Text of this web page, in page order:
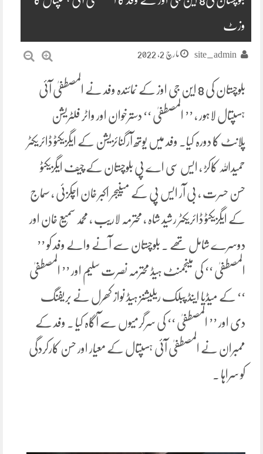
وزٹ
site_admin مارچ 2, 2022
بلوچستان کی 8 این جی اوز کے نمائندہ وفد نے المصطفیٰ آئی
ہسپتال لاہور ، ’’ المصطفیٰ ‘‘ دسترخوان اور واٹر فلٹریشن
پلانٹ کا دورہ کیا۔ وفد میں یوتھ آرگنائزیشن کے ایگزیکٹو ڈائریکٹر
حمیداللہ کاکڑ ، ایس سی اے پی بلوچستان کے چیف ایگزیکٹو
حسن حسرت ، بی آر ایس پی کے مینیجر اکبر خان اچکزئی ، سماج
کے ایگزیکٹو ڈائریکٹر رشید شاہ ، محترمہ لاریب ، محمد سمیع خان اور
دوسرے شامل تھے ۔ بلوچستان سے آنے والے وفد کو ’’
المصطفیٰ ‘‘ کی مینجمنٹ ہیڈ محترمہ نصرت سلیم اور ’’ المصطفیٰ
‘‘ کے میڈیا اینڈ پبلک ریلیشنز ہیڈ نواز کھرل نے بریفنگ
دی اور ’’ المصطفیٰ ‘‘ کی سرگرمیوں سے آگاہ کیا ۔ وفد کے
ممبران نے المصطفیٰ آئی ہسپتال کے معیار اور حسن کارکردگی
کو سراہا ۔